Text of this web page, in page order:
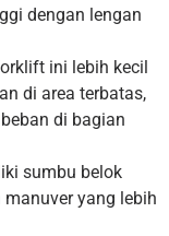
dengan lengan
ini lebih kecil
di area terbatas,
di bagian
sumbu belok
yang lebih